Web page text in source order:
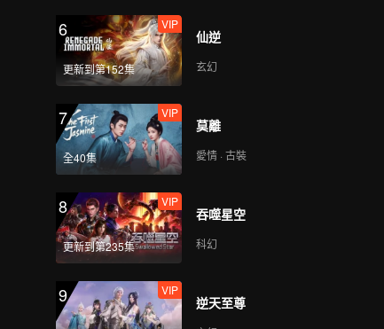
6
更新到第152集
VIP
仙逆
玄幻
7
全40集
VIP
莫離
愛情 · 古裝
8
更新到第235集
VIP
吞噬星空
科幻
9 VIP
逆天至尊